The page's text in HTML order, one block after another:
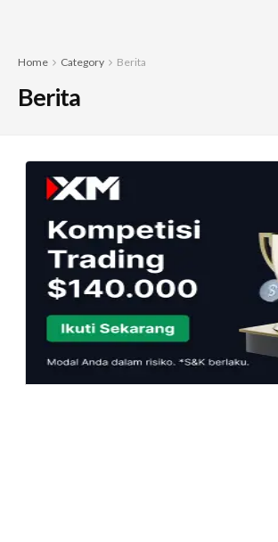
Home Category Berita
Berita